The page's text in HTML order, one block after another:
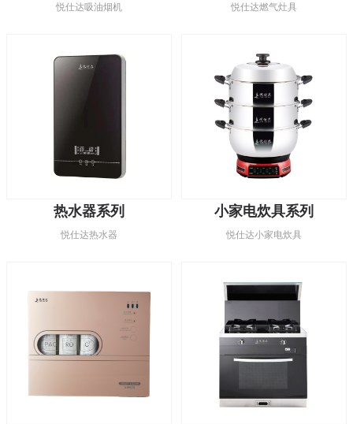
悦仕达吸油烟机 悦仕达燃气灶具
热水器系列
悦仕达热水器
小家电炊具系列
悦仕达小家电炊具